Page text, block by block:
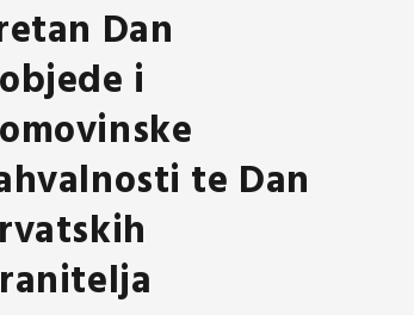
Dan
i
te Dan